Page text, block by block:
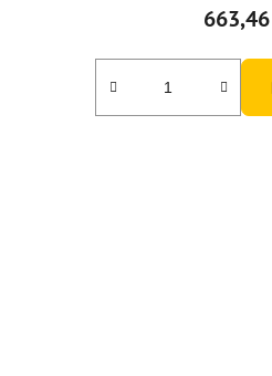
663,46